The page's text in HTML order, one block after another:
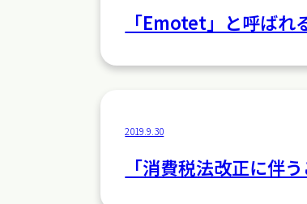
「Emotet」と呼ばれ
2019.9.30
「消費税法改正に伴